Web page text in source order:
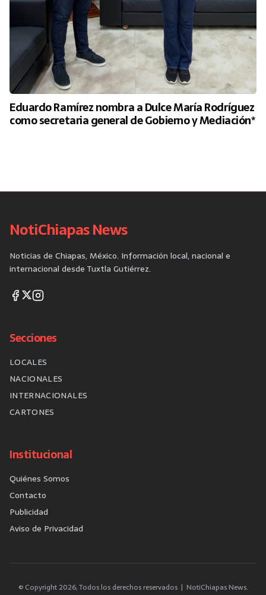
Eduardo Ramírez nombra a Dulce María Rodríguez
como secretaria general de Gobierno y Mediación*
NotiChiapas News
Noticias de Chiapas, México. Información local, nacional e
internacional desde Tuxtla Gutiérrez.
Secciones
LOCALES
NACIONALES
INTERNACIONALES
CARTONES
Institucional
Quiénes Somos
Contacto
Publicidad
Aviso de Privacidad
© Copyright 2026, Todos los derechos reservados | NotiChiapas News.